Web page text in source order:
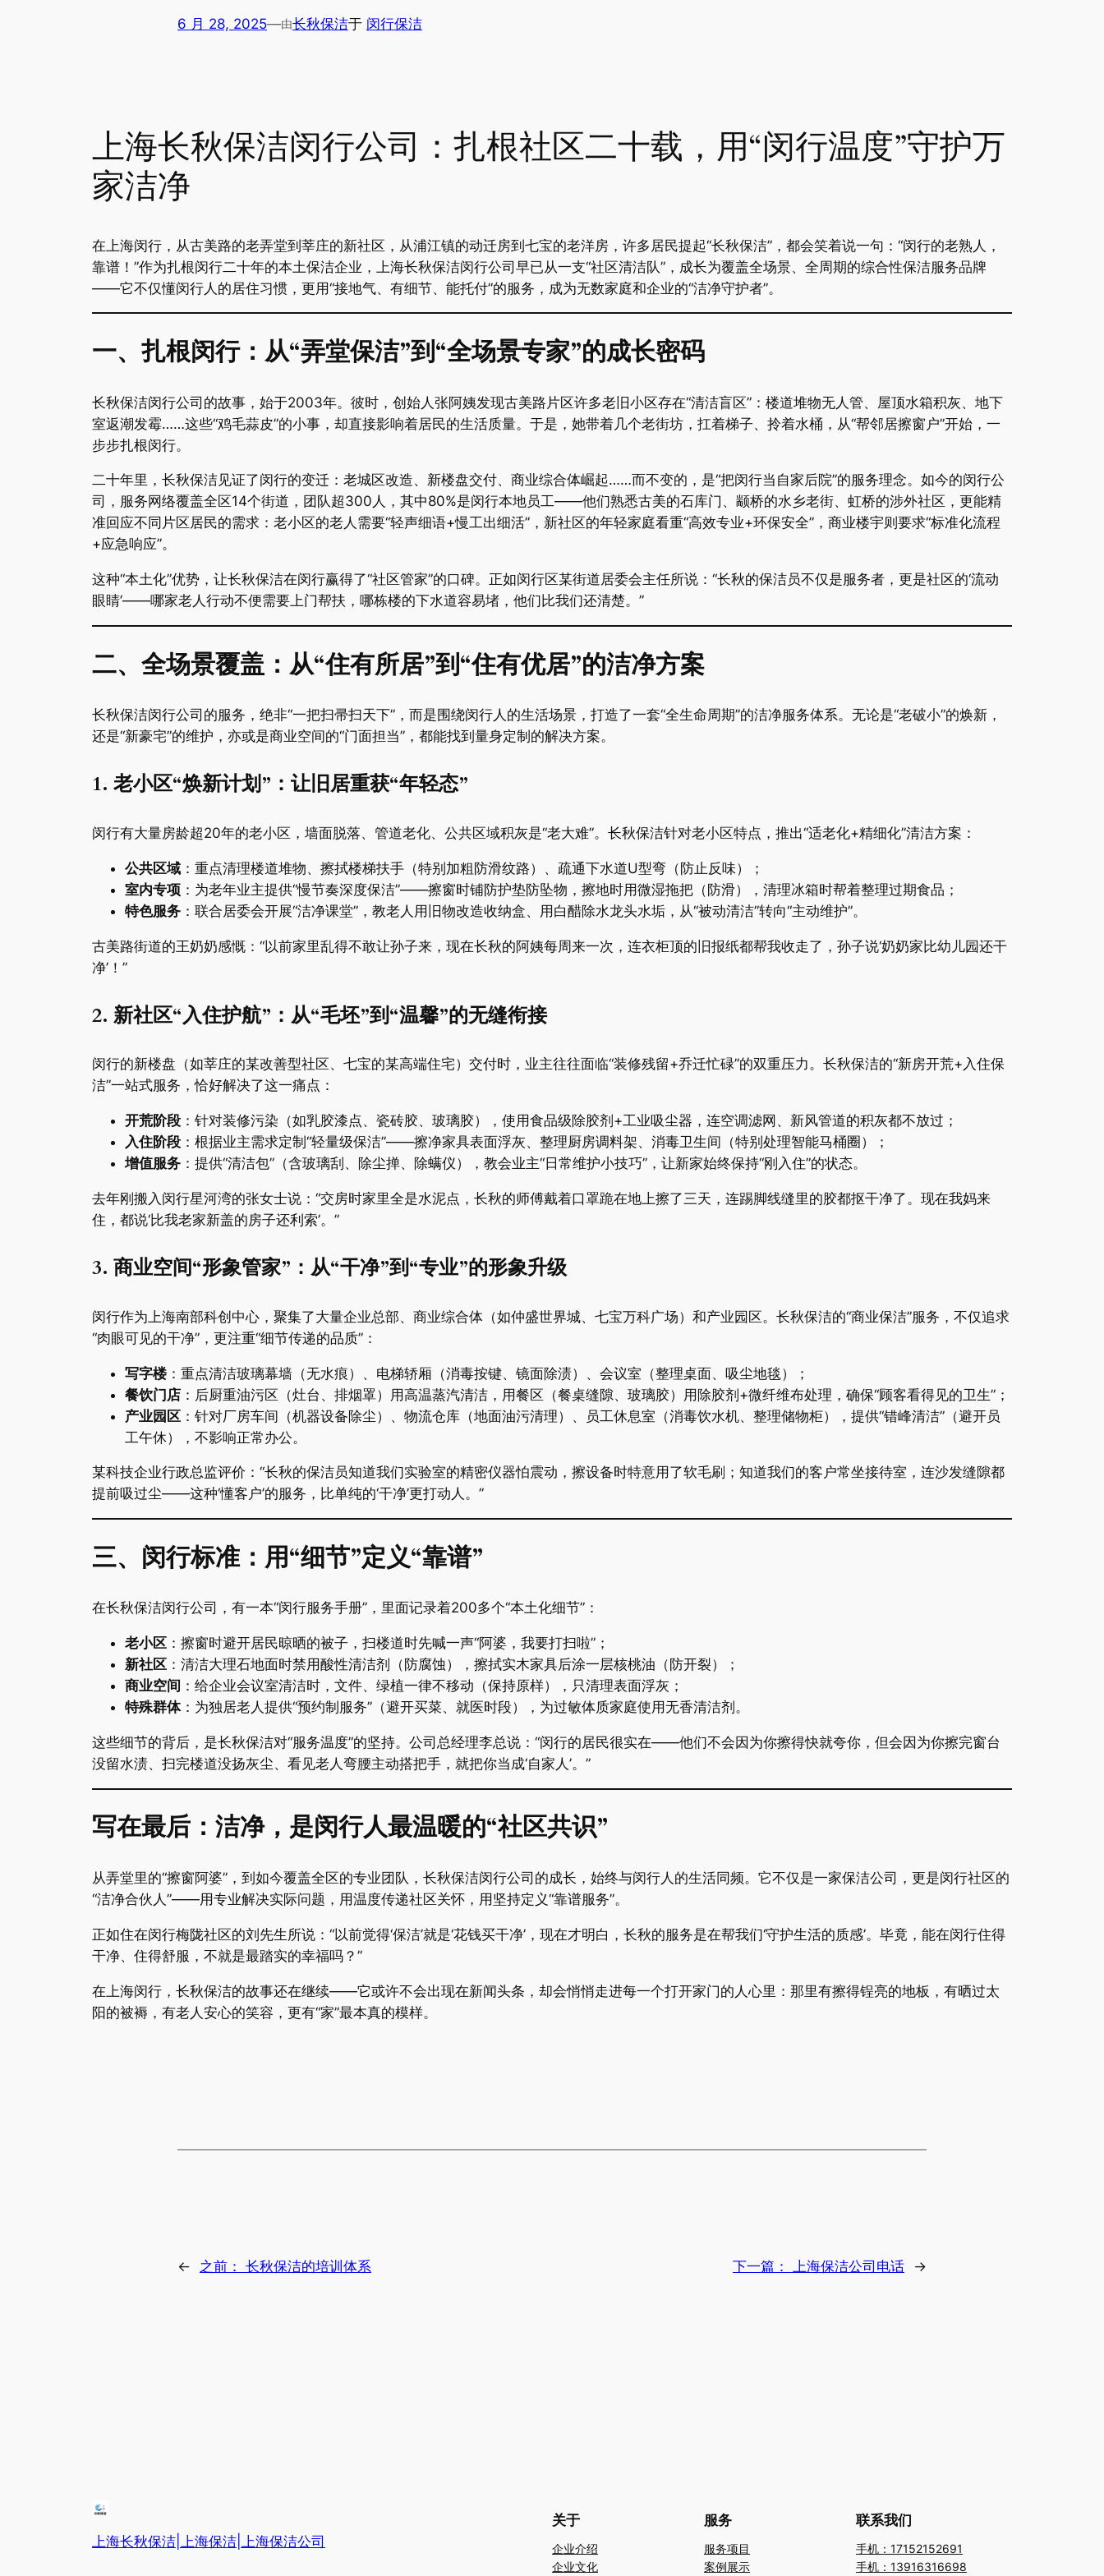
6 月 28, 2025—由长秋保洁于 闵行保洁
上海长秋保洁闵行公司：扎根社区二十载，用“闵行温度”守护万
家洁净
在上海闵行，从古美路的老弄堂到莘庄的新社区，从浦江镇的动迁房到七宝的老洋房，许多居民提起“长秋保洁”，都会笑着说一句：“闵行的老熟人，
靠谱！”作为扎根闵行二十年的本土保洁企业，上海长秋保洁闵行公司早已从一支“社区清洁队”，成长为覆盖全场景、全周期的综合性保洁服务品牌
——它不仅懂闵行人的居住习惯，更用“接地气、有细节、能托付”的服务，成为无数家庭和企业的“洁净守护者”。
​一、扎根闵行：从“弄堂保洁”到“全场景专家”的成长密码​
长秋保洁闵行公司的故事，始于2003年。彼时，创始人张阿姨发现古美路片区许多老旧小区存在“清洁盲区”：楼道堆物无人管、屋顶水箱积灰、地下
室返潮发霉……这些“鸡毛蒜皮”的小事，却直接影响着居民的生活质量。于是，她带着几个老街坊，扛着梯子、拎着水桶，从“帮邻居擦窗户”开始，一
步步扎根闵行。
二十年里，长秋保洁见证了闵行的变迁：老城区改造、新楼盘交付、商业综合体崛起……而不变的，是“把闵行当自家后院”的服务理念。如今的闵行公
司，服务网络覆盖全区14个街道，团队超300人，其中80%是闵行本地员工——他们熟悉古美的石库门、颛桥的水乡老街、虹桥的涉外社区，更能精
准回应不同片区居民的需求：老小区的老人需要“轻声细语+慢工出细活”，新社区的年轻家庭看重“高效专业+环保安全”，商业楼宇则要求“标准化流程
+应急响应”。
这种“本土化”优势，让长秋保洁在闵行赢得了“社区管家”的口碑。正如闵行区某街道居委会主任所说：“长秋的保洁员不仅是服务者，更是社区的‘流动
眼睛’——哪家老人行动不便需要上门帮扶，哪栋楼的下水道容易堵，他们比我们还清楚。”
​二、全场景覆盖：从“住有所居”到“住有优居”的洁净方案​
长秋保洁闵行公司的服务，绝非“一把扫帚扫天下”，而是围绕闵行人的生活场景，打造了一套“全生命周期”的洁净服务体系。无论是“老破小”的焕新，
还是“新豪宅”的维护，亦或是商业空间的“门面担当”，都能找到量身定制的解决方案。
​1. 老小区“焕新计划”：让旧居重获“年轻态”​
闵行有大量房龄超20年的老小区，墙面脱落、管道老化、公共区域积灰是“老大难”。长秋保洁针对老小区特点，推出“适老化+精细化”清洁方案：
​公共区域​ ​：重点清理楼道堆物、擦拭楼梯扶手（特别加粗防滑纹路）、疏通下水道U型弯（防止反味）；
​室内专项​ ​：为老年业主提供“慢节奏深度保洁”——擦窗时铺防护垫防坠物，擦地时用微湿拖把（防滑），清理冰箱时帮着整理过期食品；
​特色服务​ ​：联合居委会开展“洁净课堂”，教老人用旧物改造收纳盒、用白醋除水龙头水垢，从“被动清洁”转向“主动维护”。
古美路街道的王奶奶感慨：“以前家里乱得不敢让孙子来，现在长秋的阿姨每周来一次，连衣柜顶的旧报纸都帮我收走了，孙子说‘奶奶家比幼儿园还干
净’！”
​2. 新社区“入住护航”：从“毛坯”到“温馨”的无缝衔接​
闵行的新楼盘（如莘庄的某改善型社区、七宝的某高端住宅）交付时，业主往往面临“装修残留+乔迁忙碌”的双重压力。长秋保洁的“新房开荒+入住保
洁”一站式服务，恰好解决了这一痛点：
​开荒阶段​ ​：针对装修污染（如乳胶漆点、瓷砖胶、玻璃胶），使用食品级除胶剂+工业吸尘器，连空调滤网、新风管道的积灰都不放过；
​入住阶段​ ​：根据业主需求定制“轻量级保洁”——擦净家具表面浮灰、整理厨房调料架、消毒卫生间（特别处理智能马桶圈）；
​增值服务​ ​：提供“清洁包”（含玻璃刮、除尘掸、除螨仪），教会业主“日常维护小技巧”，让新家始终保持“刚入住”的状态。
去年刚搬入闵行星河湾的张女士说：“交房时家里全是水泥点，长秋的师傅戴着口罩跪在地上擦了三天，连踢脚线缝里的胶都抠干净了。现在我妈来
住，都说‘比我老家新盖的房子还利索’。”
​3. 商业空间“形象管家”：从“干净”到“专业”的形象升级​
闵行作为上海南部科创中心，聚集了大量企业总部、商业综合体（如仲盛世界城、七宝万科广场）和产业园区。长秋保洁的“商业保洁”服务，不仅追求
“肉眼可见的干净”，更注重“细节传递的品质”：
​写字楼​​：重点清洁玻璃幕墙（无水痕）、电梯轿厢（消毒按键、镜面除渍）、会议室（整理桌面、吸尘地毯）；
​餐饮门店​ ​：后厨重油污区（灶台、排烟罩）用高温蒸汽清洁，用餐区（餐桌缝隙、玻璃胶）用除胶剂+微纤维布处理，确保“顾客看得见的卫生”；
​产业园区​ ​：针对厂房车间（机器设备除尘）、物流仓库（地面油污清理）、员工休息室（消毒饮水机、整理储物柜），提供“错峰清洁”（避开员
工午休），不影响正常办公。
某科技企业行政总监评价：“长秋的保洁员知道我们实验室的精密仪器怕震动，擦设备时特意用了软毛刷；知道我们的客户常坐接待室，连沙发缝隙都
提前吸过尘——这种‘懂客户’的服务，比单纯的‘干净’更打动人。”
​三、闵行标准：用“细节”定义“靠谱”​
在长秋保洁闵行公司，有一本“闵行服务手册”，里面记录着200多个“本土化细节”：
​老小区​ ​：擦窗时避开居民晾晒的被子，扫楼道时先喊一声“阿婆，我要打扫啦”；
​新社区​ ​：清洁大理石地面时禁用酸性清洁剂（防腐蚀），擦拭实木家具后涂一层核桃油（防开裂）；
​商业空间​ ​：给企业会议室清洁时，文件、绿植一律不移动（保持原样），只清理表面浮灰；
​特殊群体​​：为独居老人提供“预约制服务”（避开买菜、就医时段），为过敏体质家庭使用无香清洁剂。
这些细节的背后，是长秋保洁对“服务温度”的坚持。公司总经理李总说：“闵行的居民很实在——他们不会因为你擦得快就夸你，但会因为你擦完窗台
没留水渍、扫完楼道没扬灰尘、看见老人弯腰主动搭把手，就把你当成‘自家人’。”
​写在最后：洁净，是闵行人最温暖的“社区共识”​
从弄堂里的“擦窗阿婆”，到如今覆盖全区的专业团队，长秋保洁闵行公司的成长，始终与闵行人的生活同频。它不仅是一家保洁公司，更是闵行社区的
“洁净合伙人”——用专业解决实际问题，用温度传递社区关怀，用坚持定义“靠谱服务”。
正如住在闵行梅陇社区的刘先生所说：“以前觉得‘保洁’就是‘花钱买干净’，现在才明白，长秋的服务是在帮我们‘守护生活的质感’。毕竟，能在闵行住得
干净、住得舒服，不就是最踏实的幸福吗？”
在上海闵行，长秋保洁的故事还在继续——它或许不会出现在新闻头条，却会悄悄走进每一个打开家门的人心里：那里有擦得锃亮的地板，有晒过太
阳的被褥，有老人安心的笑容，更有“家”最本真的模样。
← 之前： 长秋保洁的培训体系 下一篇： 上海保洁公司电话 →
上海长秋保洁|上海保洁|上海保洁公司
关于
企业介绍
企业文化
服务
服务项目
案例展示
联系我们
手机：17152152691
手机：13916316698